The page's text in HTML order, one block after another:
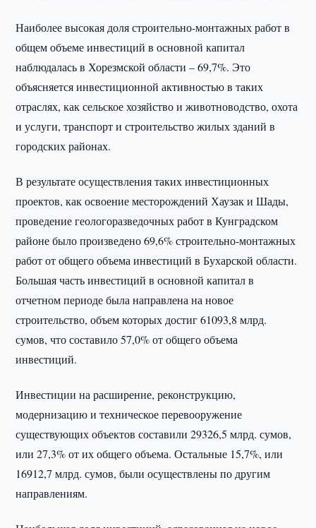
Наиболее высокая доля строительно-монтажных работ в
общем объеме инвестиций в основной капитал
наблюдалась в Хорезмской области – 69,7%. Это
объясняется инвестиционной активностью в таких
отраслях, как сельское хозяйство и животноводство, охота
и услуги, транспорт и строительство жилых зданий в
городских районах.
В результате осуществления таких инвестиционных
проектов, как освоение месторождений Хаузак и Шады,
проведение геологоразведочных работ в Кунградском
районе было произведено 69,6% строительно-монтажных
работ от общего объема инвестиций в Бухарской области.
Большая часть инвестиций в основной капитал в
отчетном периоде была направлена на новое
строительство, объем которых достиг 61093,8 млрд.
сумов, что составило 57,0% от общего объема
инвестиций.
Инвестиции на расширение, реконструкцию,
модернизацию и техническое перевооружение
существующих объектов составили 29326,5 млрд. сумов,
или 27,3% от их общего объема. Остальные 15,7%, или
16912,7 млрд. сумов, были осуществлены по другим
направлениям.